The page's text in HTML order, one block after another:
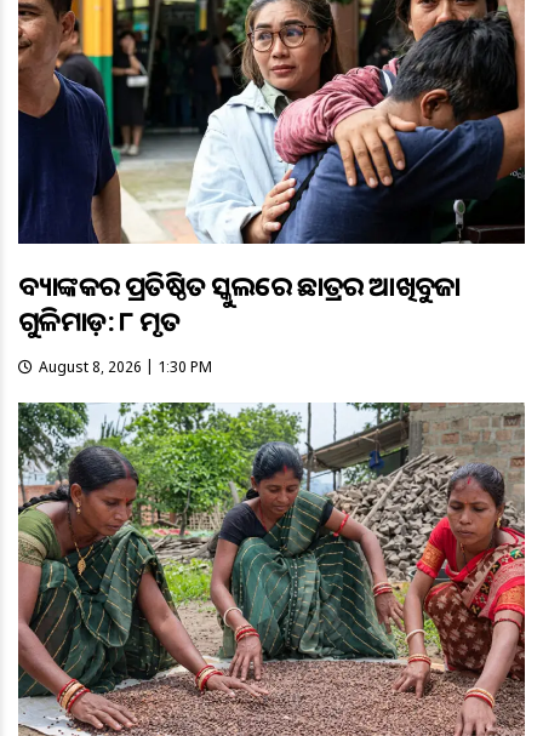
ବ୍ୟାଙ୍କକର ପ୍ରତିଷ୍ଠିତ ସ୍କୁଲରେ ଛାତ୍ରର ଆଖିବୁଜା
ଗୁଳିମାଡ଼: ୮ ମୃତ
August 8, 2026 | 1:30 PM